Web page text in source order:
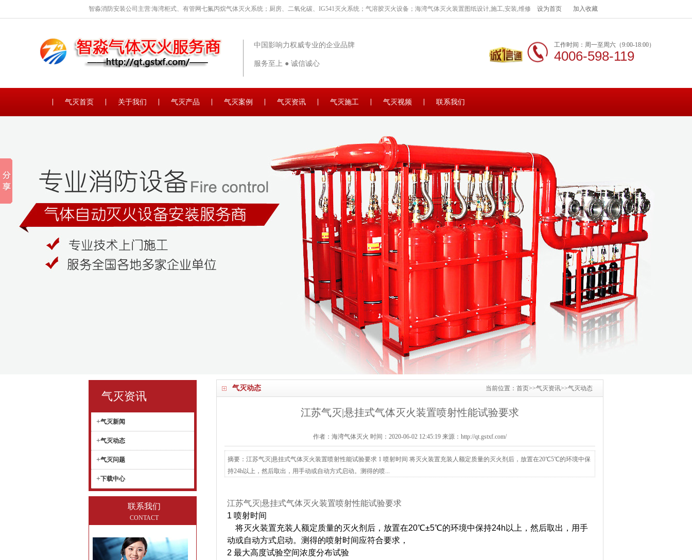
智淼消防安装公司主营:海湾柜式、有管网七氟丙烷气体灭火系统；厨房、二氧化碳、IG541灭火系统；气溶胶灭火设备；海湾气体灭火装置图纸设计,施工,安装,维修 设为首页 加入收藏
中国影响力权威专业的企业品牌
服务至上 ● 诚信诚心
工作时间：周一至周六（9:00-18:00）
4006-598-119
气灭首页 关于我们 气灭产品 气灭案例 气灭资讯 气灭施工 气灭视频 联系我们
气灭动态 当前位置： 首页>>气灭资讯>>气灭动态
江苏气灭|悬挂式气体灭火装置喷射性能试验要求
作者：海湾气体灭火 时间：2020-06-02 12:45:19 来源：http://qt.gstxf.com/
摘要：江苏气灭|悬挂式气体灭火装置喷射性能试验要求 1 喷射时间 将灭火装置充装人额定质量的灭火剂后，放置在20℃5℃的环境中保
持24h以上，然后取出，用手动或自动方式启动。测得的喷...
江苏气灭|悬挂式气体灭火装置喷射性能试验要求
1 喷射时间
将灭火装置充装人额定质量的灭火剂后，放置在20℃±5℃的环境中保持24h以上，然后取出，用手
动或自动方式启动。测得的喷射时间应符合要求，
2 最大高度试验空间浓度分布试验
气灭资讯
+气灭新闻
+气灭动态
+气灭问题
+下载中心
联系我们
CONTACT